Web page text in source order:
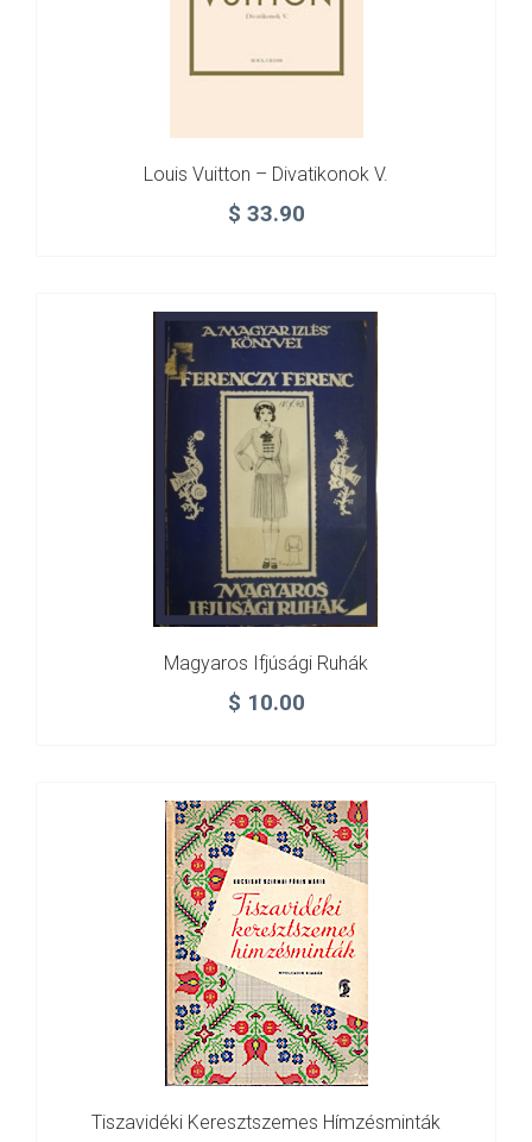
Louis Vuitton – Divatikonok V.
$ 33.90
Magyaros Ifjúsági Ruhák
$ 10.00
Tiszavidéki Keresztszemes Hímzésminták